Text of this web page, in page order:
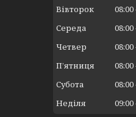
Вівторок
08:00
Середа
08:00
Четвер
08:00
Пʼятниця
08:00
Субота
08:00
Неділя
09:00